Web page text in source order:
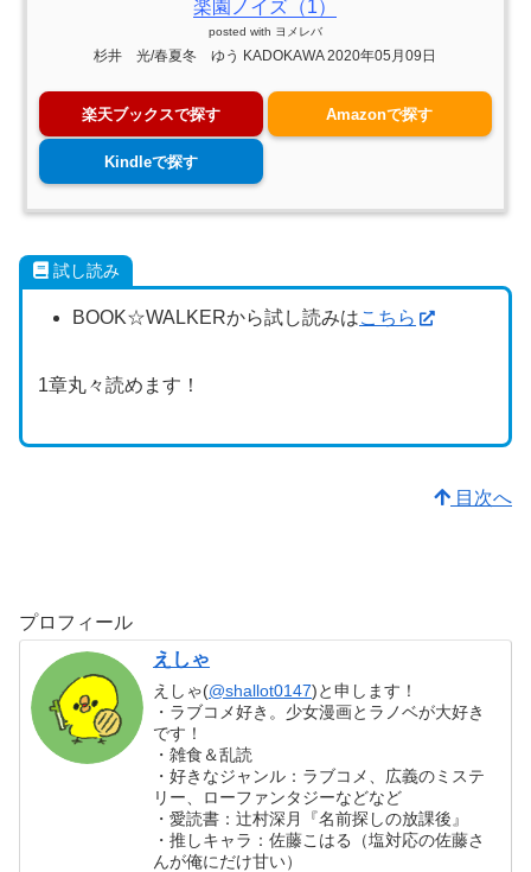
楽園ノイズ（1）
posted with ヨメレバ
杉井 光/春夏冬 ゆう KADOKAWA 2020年05月09日
楽天ブックスで探す Amazonで探す
Kindleで探す
試し読み
BOOK☆WALKERから試し読みはこちら
1章丸々読めます！
目次へ
プロフィール
えしゃ
えしゃ(@shallot0147)と申します！
・ラブコメ好き。少女漫画とラノベが大好き
です！
・雑食＆乱読
・好きなジャンル：ラブコメ、広義のミステ
リー、ローファンタジーなどなど
・愛読書：辻村深月『名前探しの放課後』
・推しキャラ：佐藤こはる（塩対応の佐藤さ
んが俺にだけ甘い）